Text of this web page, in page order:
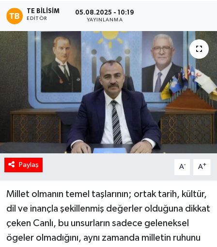
TE BILISIM
EDITÖR
05.08.2025 - 10:19
YAYINLANMA
Paylaş A- A+
Millet olmanın temel taşlarının; ortak tarih, kültür,
dil ve inançla şekillenmiş değerler olduğuna dikkat
çeken Canlı, bu unsurların sadece geleneksel
ögeler olmadığını, aynı zamanda milletin ruhunu